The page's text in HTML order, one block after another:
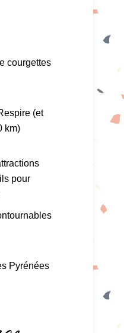
courgettes
(et
km)
pour
Pyrénées